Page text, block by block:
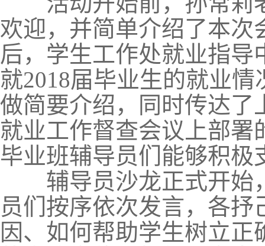
欢迎，并简单介绍了本次
后，学生工作处就业指
就2018届毕业生的就业情
做简要介绍，同时传达了
就业工作督查会议上部
毕业班辅导员们能够积极
辅导员沙龙正式开始
员们按序依次发言，各
因、如何帮助学生树立